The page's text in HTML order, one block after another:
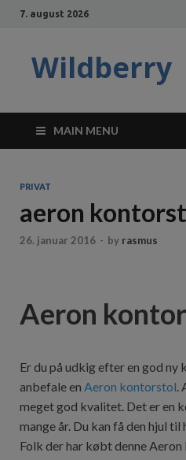
7. august 2026
Wildberry
MAIN MENU
PRIVAT
aeron
26. januar 2016 - by rasmus
Aeron
Er du på udkig efter en god ny
anbefale en Aeron kontorstol.
meget god kvalitet. Det er en
mange år. Du kan få den hjul
Folk der har købt denne